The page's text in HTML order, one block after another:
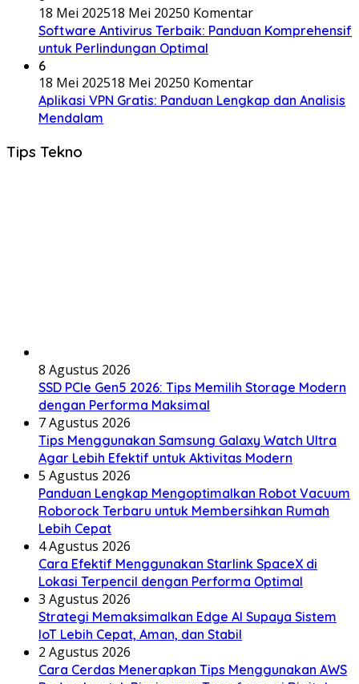
18 Mei 202518 Mei 20250 Komentar
Software Antivirus Terbaik: Panduan Komprehensif
untuk Perlindungan Optimal
6
18 Mei 202518 Mei 20250 Komentar
Aplikasi VPN Gratis: Panduan Lengkap dan Analisis
Mendalam
Tips Tekno
8 Agustus 2026
SSD PCIe Gen5 2026: Tips Memilih Storage Modern
dengan Performa Maksimal
7 Agustus 2026
Tips Menggunakan Samsung Galaxy Watch Ultra
Agar Lebih Efektif untuk Aktivitas Modern
5 Agustus 2026
Panduan Lengkap Mengoptimalkan Robot Vacuum
Roborock Terbaru untuk Membersihkan Rumah
Lebih Cepat
4 Agustus 2026
Cara Efektif Menggunakan Starlink SpaceX di
Lokasi Terpencil dengan Performa Optimal
3 Agustus 2026
Strategi Memaksimalkan Edge AI Supaya Sistem
IoT Lebih Cepat, Aman, dan Stabil
2 Agustus 2026
Cara Cerdas Menerapkan Tips Menggunakan AWS